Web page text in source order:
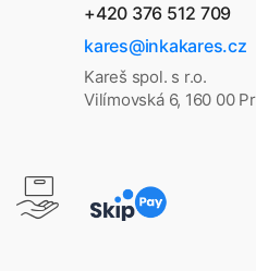
+420 376 512 709
kares@inkakares.cz
Kareš spol. s r.o.
Vilímovská 6, 160 00